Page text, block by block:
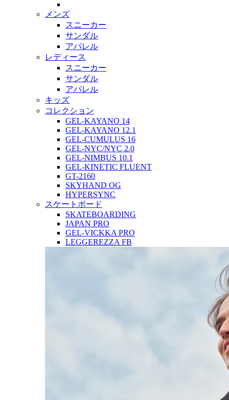
メンズ
スニーカー
サンダル
アパレル
レディース
スニーカー
サンダル
アパレル
キッズ
コレクション
GEL-KAYANO 14
GEL-KAYANO 12.1
GEL-CUMULUS 16
GEL-NYC/NYC 2.0
GEL-NIMBUS 10.1
GEL-KINETIC FLUENT
GT-2160
SKYHAND OG
HYPERSYNC
スケートボード
SKATEBOARDING
JAPAN PRO
GEL-VICKKA PRO
LEGGEREZZA FB